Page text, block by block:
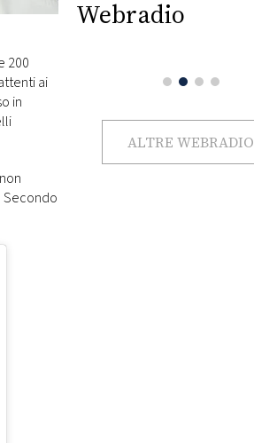
200
ai
in
Secondo
Webradio
ALTRE WEBRADIO